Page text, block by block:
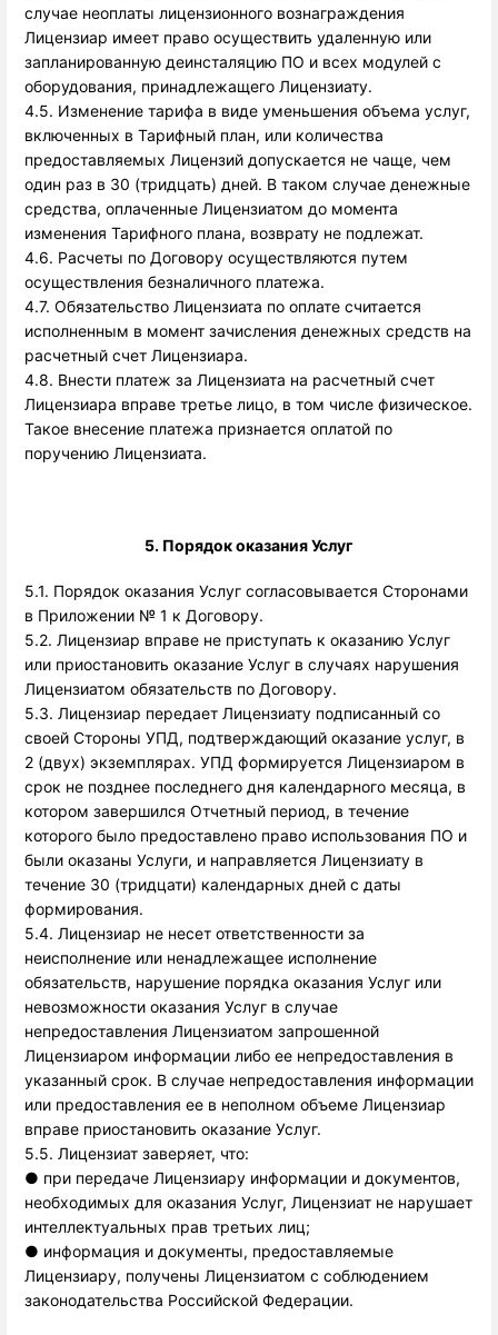
случае неоплаты лицензионного вознаграждения
Лицензиар имеет право осуществить удаленную или
запланированную деинсталяцию ПО и всех модулей с
оборудования, принадлежащего Лицензиату.
4.5. Изменение тарифа в виде уменьшения объема услуг,
включенных в Тарифный план, или количества
предоставляемых Лицензий допускается не чаще, чем
один раз в 30 (тридцать) дней. В таком случае денежные
средства, оплаченные Лицензиатом до момента
изменения Тарифного плана, возврату не подлежат.
4.6. Расчеты по Договору осуществляются путем
осуществления безналичного платежа.
4.7. Обязательство Лицензиата по оплате считается
исполненным в момент зачисления денежных средств на
расчетный счет Лицензиара.
4.8. Внести платеж за Лицензиата на расчетный счет
Лицензиара вправе третье лицо, в том числе физическое.
Такое внесение платежа признается оплатой по
поручению Лицензиата.
5. Порядок оказания Услуг
5.1. Порядок оказания Услуг согласовывается Сторонами
в Приложении № 1 к Договору.
5.2. Лицензиар вправе не приступать к оказанию Услуг
или приостановить оказание Услуг в случаях нарушения
Лицензиатом обязательств по Договору.
5.3. Лицензиар передает Лицензиату подписанный со
своей Стороны УПД, подтверждающий оказание услуг, в
2 (двух) экземплярах. УПД формируется Лицензиаром в
срок не позднее последнего дня календарного месяца, в
котором завершился Отчетный период, в течение
которого было предоставлено право использования ПО и
были оказаны Услуги, и направляется Лицензиату в
течение 30 (тридцати) календарных дней с даты
формирования.
5.4. Лицензиар не несет ответственности за
неисполнение или ненадлежащее исполнение
обязательств, нарушение порядка оказания Услуг или
невозможности оказания Услуг в случае
непредоставления Лицензиатом запрошенной
Лицензиаром информации либо ее непредоставления в
указанный срок. В случае непредоставления информации
или предоставления ее в неполном объеме Лицензиар
вправе приостановить оказание Услуг.
5.5. Лицензиат заверяет, что:
● при передаче Лицензиару информации и документов,
необходимых для оказания Услуг, Лицензиат не нарушает
интеллектуальных прав третьих лиц;
● информация и документы, предоставляемые
Лицензиару, получены Лицензиатом с соблюдением
законодательства Российской Федерации.